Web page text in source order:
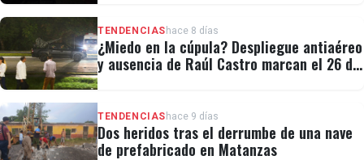
TENDENCIAS hace 8 días
¿Miedo en la cúpula? Despliegue antiaéreo
y ausencia de Raúl Castro marcan el 26 de
TENDENCIAS hace 9 días
Dos heridos tras el derrumbe de una nave
de prefabricado en Matanzas